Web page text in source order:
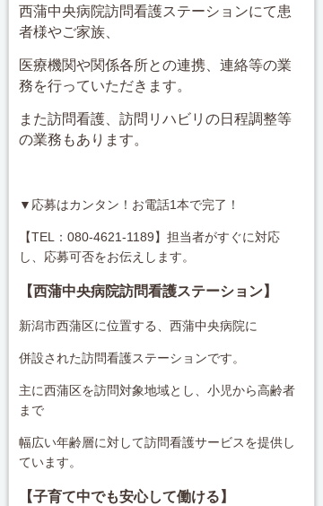
西蒲中央病院訪問看護ステーションにて患
者様やご家族、
医療機関や関係各所との連携、連絡等の業
務を行っていただきます。
また訪問看護、訪問リハビリの日程調整等
の業務もあります。
▼応募はカンタン！お電話1本で完了！
【TEL：080-4621-1189】担当者がすぐに対応
し、応募可否をお伝えします。
【西蒲中央病院訪問看護ステーション】
新潟市西蒲区に位置する、西蒲中央病院に
併設された訪問看護ステーションです。
主に西蒲区を訪問対象地域とし、小児から高齢者
まで
幅広い年齢層に対して訪問看護サービスを提供し
ています。
【子育て中でも安心して働ける】